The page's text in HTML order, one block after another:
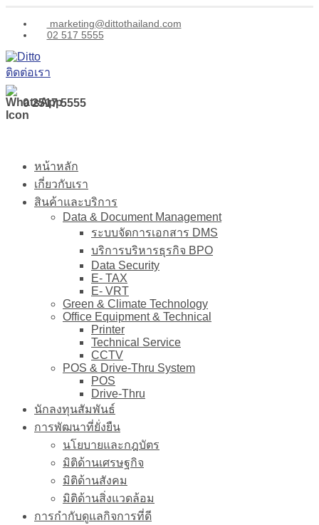
marketing@dittothailand.com
02 517 5555
ติดต่อเรา
0 2517 5555
หน้าหลัก
เกี่ยวกับเรา
สินค้าและบริการ
Data & Document Management
ระบบจัดการเอกสาร DMS
บริการบริหารธุรกิจ BPO
Data Security
E- TAX
E- VRT
Green & Climate Technology
Office Equipment & Technical
Printer
Technical Service
CCTV
POS & Drive-Thru System
POS
Drive-Thru
นักลงทุนสัมพันธ์
การพัฒนาที่ยั่งยืน
นโยบายและกฎบัตร
มิติด้านเศรษฐกิจ
มิติด้านสังคม
มิติด้านสิ่งแวดล้อม
การกำกับดูแลกิจการที่ดี